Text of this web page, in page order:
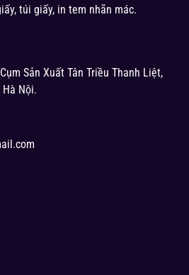
túi giấy, in tem nhãn mác.
Sản Xuất Tân Triều Thanh Liệt,
Nội.